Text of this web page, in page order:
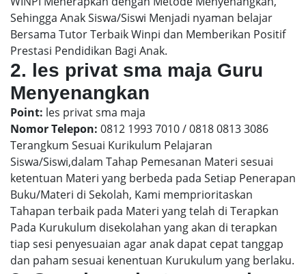
Sehingga Anak Siswa/Siswi Menjadi nyaman belajar
Bersama Tutor Terbaik Winpi dan Memberikan Positif
Prestasi Pendidikan Bagi Anak.
2. les privat sma maja Guru
Menyenangkan
Point: les privat sma maja
Nomor Telepon: 0812 1993 7010 / 0818 0813 3086
Terangkum Sesuai Kurikulum Pelajaran
Siswa/Siswi,dalam Tahap Pemesanan Materi sesuai
ketentuan Materi yang berbeda pada Setiap Penerapan
Buku/Materi di Sekolah, Kami memprioritaskan
Tahapan terbaik pada Materi yang telah di Terapkan
Pada Kurukulum disekolahan yang akan di terapkan
tiap sesi penyesuaian agar anak dapat cepat tanggap
dan paham sesuai kenentuan Kurukulum yang berlaku.